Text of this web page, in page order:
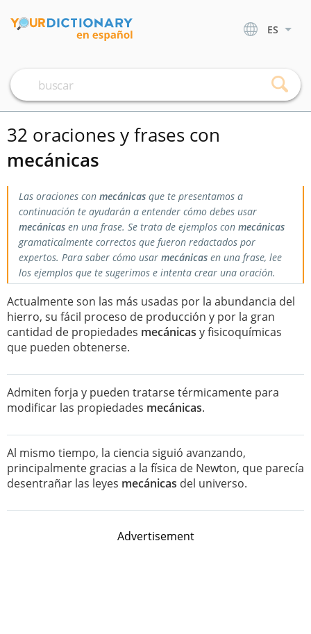
ES
32 oraciones y frases con
mecánicas
Las oraciones con mecánicas que te presentamos a
continuación te ayudarán a entender cómo debes usar
mecánicas en una frase. Se trata de ejemplos con mecánicas
gramaticalmente correctos que fueron redactados por
expertos. Para saber cómo usar mecánicas en una frase, lee
los ejemplos que te sugerimos e intenta crear una oración.
Actualmente son las más usadas por la abundancia del
hierro, su fácil proceso de producción y por la gran
cantidad de propiedades mecánicas y fisicoquímicas
que pueden obtenerse.
Admiten forja y pueden tratarse térmicamente para
modificar las propiedades mecánicas.
Al mismo tiempo, la ciencia siguió avanzando,
principalmente gracias a la física de Newton, que parecía
desentrañar las leyes mecánicas del universo.
Advertisement